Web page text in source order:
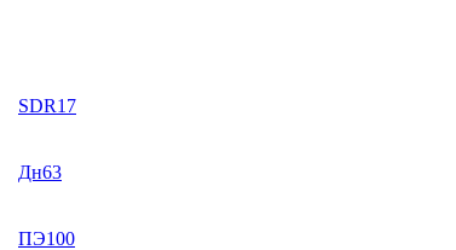
SDR17
Дн63
ПЭ100